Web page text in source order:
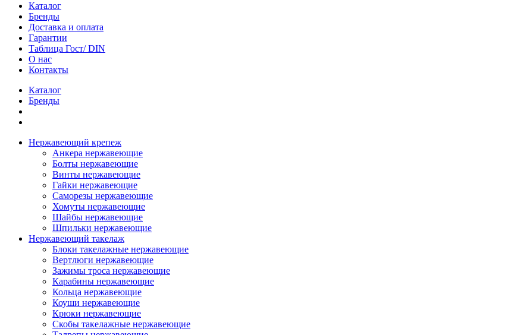
Каталог
Бренды
Доставка и оплата
Гарантии
Таблица Гост/ DIN
О нас
Контакты
Каталог
Бренды
Нержавеющий крепеж
Анкера нержавеющие
Болты нержавеющие
Винты нержавеющие
Гайки нержавеющие
Саморезы нержавеющие
Хомуты нержавеющие
Шайбы нержавеющие
Шпильки нержавеющие
Нержавеющий такелаж
Блоки такелажные нержавеющие
Вертлюги нержавеющие
Зажимы троса нержавеющие
Карабины нержавеющие
Кольца нержавеющие
Коуши нержавеющие
Крюки нержавеющие
Скобы такелажные нержавеющие